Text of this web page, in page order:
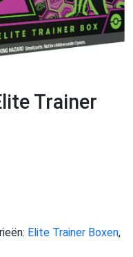
Trainer
Elite Trainer Boxen,